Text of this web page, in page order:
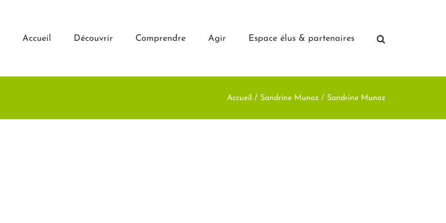
Accueil Découvrir Comprendre Agir Espace élus & partenaires
Accueil Sandrine Munoz Sandrine Munoz